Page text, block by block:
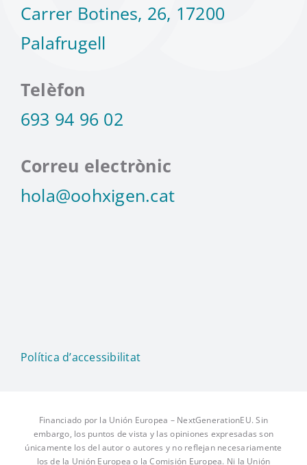
Carrer Botines, 26, 17200
Palafrugell
Telèfon
693 94 96 02
Correu electrònic
hola@oohxigen.cat
Política d’accessibilitat
Financiado por la Unión Europea – NextGenerationEU. Sin
embargo, los puntos de vista y las opiniones expresadas son
únicamente los del autor o autores y no reflejan necesariamente
los de la Unión Europea o la Comisión Europea. Ni la Unión